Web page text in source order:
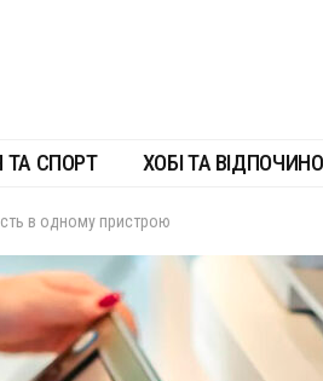
ТА СПОРТ ХОБІ ТА
в одному пристрою